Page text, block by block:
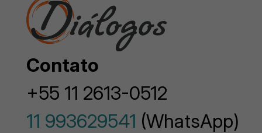
Contato
+55 11 2613-0512
11 993629541 (WhatsApp)